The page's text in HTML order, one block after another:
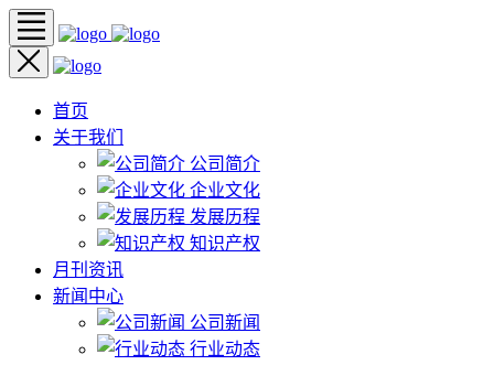
首页
关于我们
公司简介
企业文化
发展历程
知识产权
月刊资讯
新闻中心
公司新闻
行业动态